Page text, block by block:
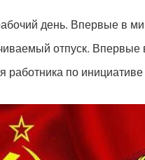
день. Впервые в
отпуск. Впервые
работника по